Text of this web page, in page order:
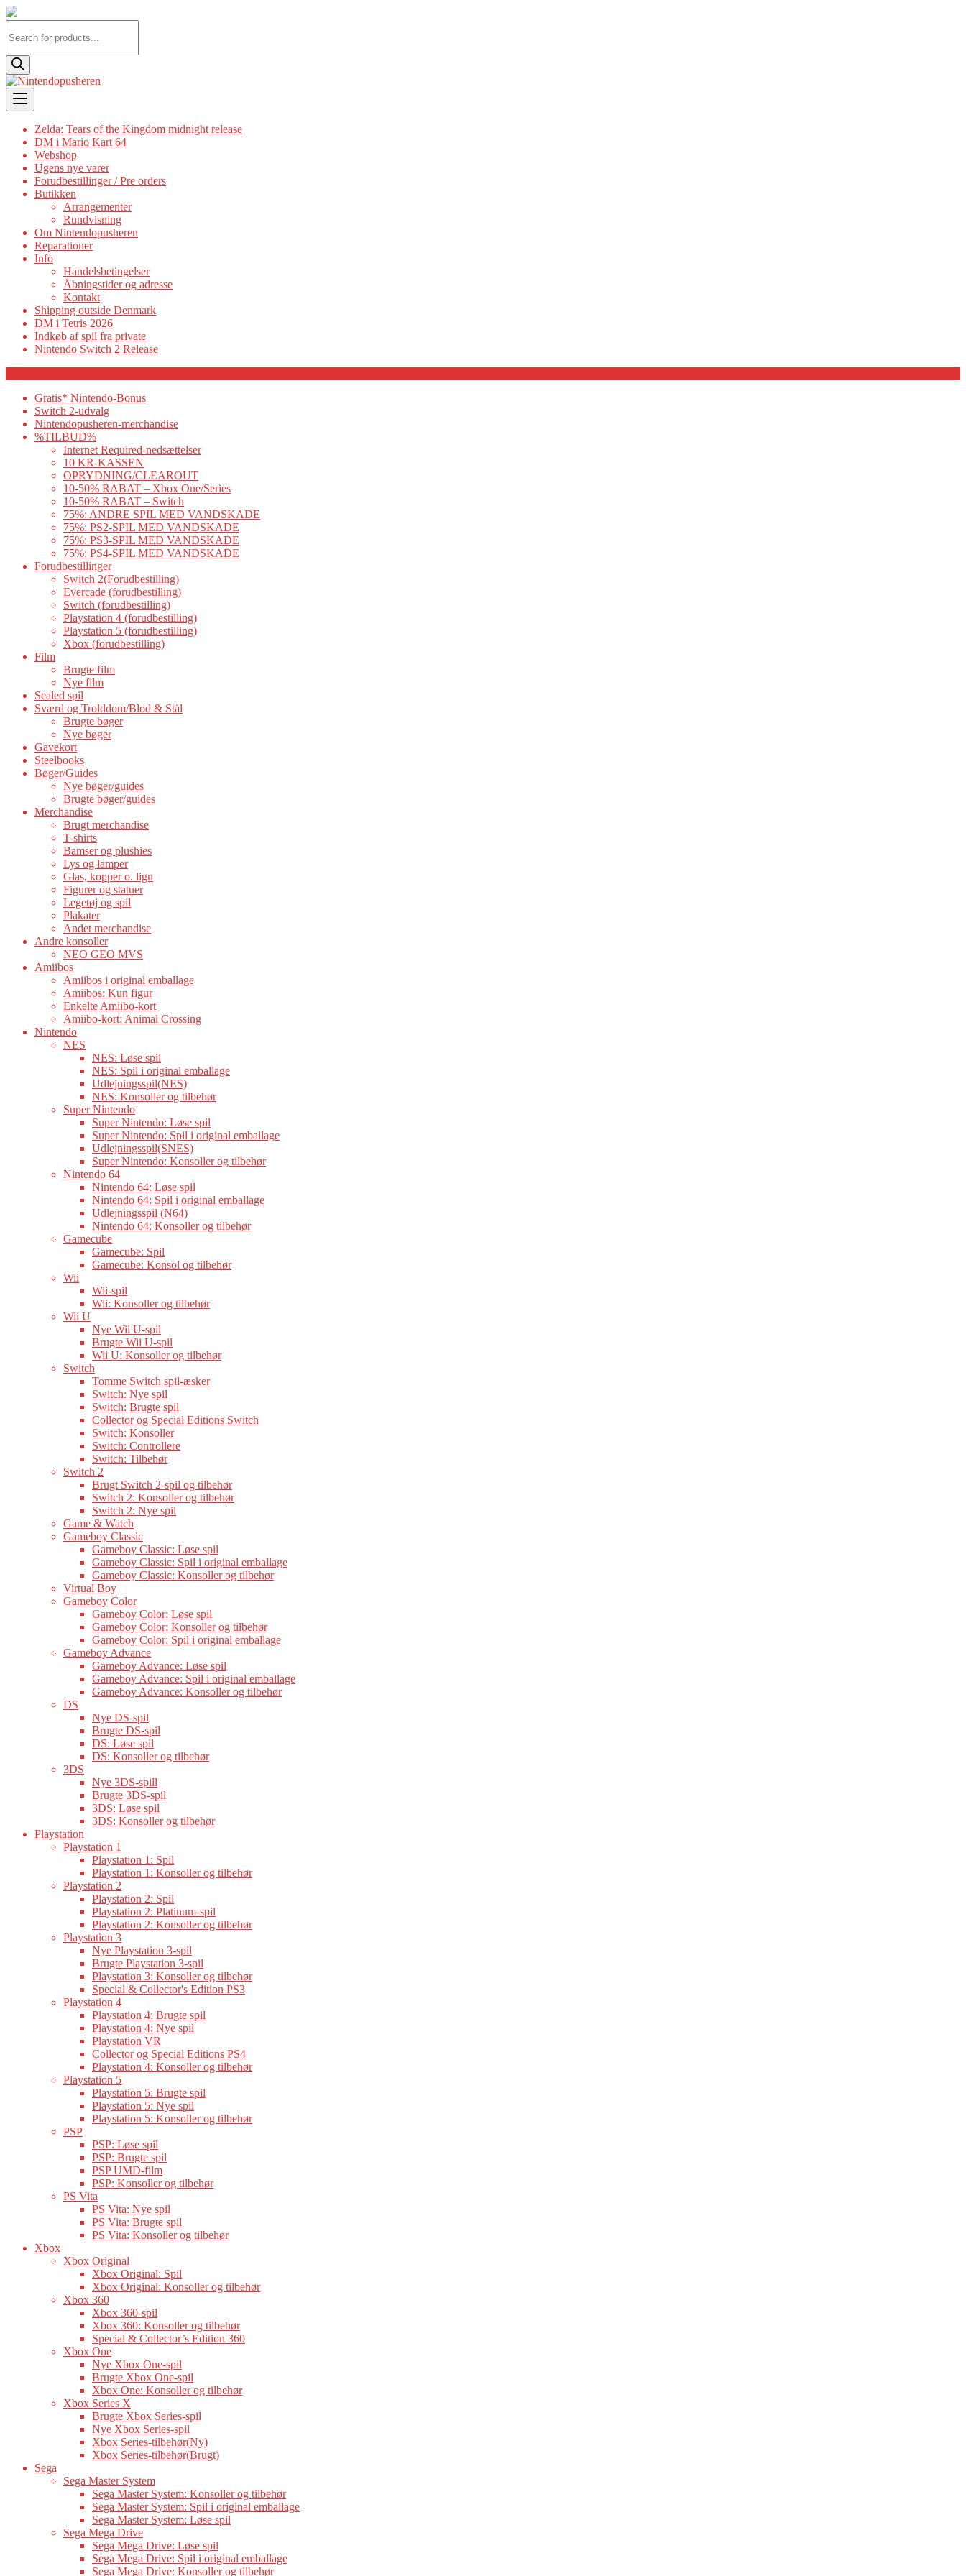
search
Skip
to
content
Zelda: Tears of the Kingdom midnight release
DM i Mario Kart 64
Webshop
Ugens nye varer
Forudbestillinger / Pre orders
Butikken
Arrangementer
Rundvisning
Om Nintendopusheren
Reparationer
Info
Handelsbetingelser
Åbningstider og adresse
Kontakt
Shipping outside Denmark
DM i Tetris 2026
Indkøb af spil fra private
Nintendo Switch 2 Release
Gratis* Nintendo-Bonus
Switch 2-udvalg
Nintendopusheren-merchandise
%TILBUD%
Internet Required-nedsættelser
10 KR-KASSEN
OPRYDNING/CLEAROUT
10-50% RABAT – Xbox One/Series
10-50% RABAT – Switch
75%: ANDRE SPIL MED VANDSKADE
75%: PS2-SPIL MED VANDSKADE
75%: PS3-SPIL MED VANDSKADE
75%: PS4-SPIL MED VANDSKADE
Forudbestillinger
Switch 2(Forudbestilling)
Evercade (forudbestilling)
Switch (forudbestilling)
Playstation 4 (forudbestilling)
Playstation 5 (forudbestilling)
Xbox (forudbestilling)
Film
Brugte film
Nye film
Sealed spil
Sværd og Trolddom/Blod & Stål
Brugte bøger
Nye bøger
Gavekort
Steelbooks
Bøger/Guides
Nye bøger/guides
Brugte bøger/guides
Merchandise
Brugt merchandise
T-shirts
Bamser og plushies
Lys og lamper
Glas, kopper o. lign
Figurer og statuer
Legetøj og spil
Plakater
Andet merchandise
Andre konsoller
NEO GEO MVS
Amiibos
Amiibos i original emballage
Amiibos: Kun figur
Enkelte Amiibo-kort
Amiibo-kort: Animal Crossing
Nintendo
NES
NES: Løse spil
NES: Spil i original emballage
Udlejningsspil(NES)
NES: Konsoller og tilbehør
Super Nintendo
Super Nintendo: Løse spil
Super Nintendo: Spil i original emballage
Udlejningsspil(SNES)
Super Nintendo: Konsoller og tilbehør
Nintendo 64
Nintendo 64: Løse spil
Nintendo 64: Spil i original emballage
Udlejningsspil (N64)
Nintendo 64: Konsoller og tilbehør
Gamecube
Gamecube: Spil
Gamecube: Konsol og tilbehør
Wii
Wii-spil
Wii: Konsoller og tilbehør
Wii U
Nye Wii U-spil
Brugte Wii U-spil
Wii U: Konsoller og tilbehør
Switch
Tomme Switch spil-æsker
Switch: Nye spil
Switch: Brugte spil
Collector og Special Editions Switch
Switch: Konsoller
Switch: Controllere
Switch: Tilbehør
Switch 2
Brugt Switch 2-spil og tilbehør
Switch 2: Konsoller og tilbehør
Switch 2: Nye spil
Game & Watch
Gameboy Classic
Gameboy Classic: Løse spil
Gameboy Classic: Spil i original emballage
Gameboy Classic: Konsoller og tilbehør
Virtual Boy
Gameboy Color
Gameboy Color: Løse spil
Gameboy Color: Konsoller og tilbehør
Gameboy Color: Spil i original emballage
Gameboy Advance
Gameboy Advance: Løse spil
Gameboy Advance: Spil i original emballage
Gameboy Advance: Konsoller og tilbehør
DS
Nye DS-spil
Brugte DS-spil
DS: Løse spil
DS: Konsoller og tilbehør
3DS
Nye 3DS-spill
Brugte 3DS-spil
3DS: Løse spil
3DS: Konsoller og tilbehør
Playstation
Playstation 1
Playstation 1: Spil
Playstation 1: Konsoller og tilbehør
Playstation 2
Playstation 2: Spil
Playstation 2: Platinum-spil
Playstation 2: Konsoller og tilbehør
Playstation 3
Nye Playstation 3-spil
Brugte Playstation 3-spil
Playstation 3: Konsoller og tilbehør
Special & Collector's Edition PS3
Playstation 4
Playstation 4: Brugte spil
Playstation 4: Nye spil
Playstation VR
Collector og Special Editions PS4
Playstation 4: Konsoller og tilbehør
Playstation 5
Playstation 5: Brugte spil
Playstation 5: Nye spil
Playstation 5: Konsoller og tilbehør
PSP
PSP: Løse spil
PSP: Brugte spil
PSP UMD-film
PSP: Konsoller og tilbehør
PS Vita
PS Vita: Nye spil
PS Vita: Brugte spil
PS Vita: Konsoller og tilbehør
Xbox
Xbox Original
Xbox Original: Spil
Xbox Original: Konsoller og tilbehør
Xbox 360
Xbox 360-spil
Xbox 360: Konsoller og tilbehør
Special & Collector’s Edition 360
Xbox One
Nye Xbox One-spil
Brugte Xbox One-spil
Xbox One: Konsoller og tilbehør
Xbox Series X
Brugte Xbox Series-spil
Nye Xbox Series-spil
Xbox Series-tilbehør(Ny)
Xbox Series-tilbehør(Brugt)
Sega
Sega Master System
Sega Master System: Konsoller og tilbehør
Sega Master System: Spil i original emballage
Sega Master System: Løse spil
Sega Mega Drive
Sega Mega Drive: Løse spil
Sega Mega Drive: Spil i original emballage
Sega Mega Drive: Konsoller og tilbehør